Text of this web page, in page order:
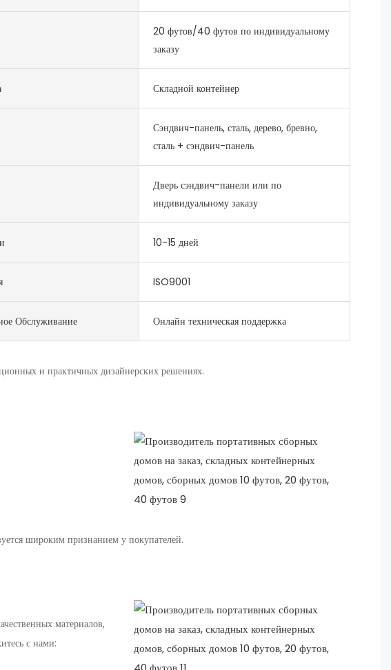
20 футов/40 футов по индивидуальному
заказу
Складной контейнер
Сэндвич-панель, сталь, дерево, бревно,
сталь + сэндвич-панель
Дверь сэндвич-панели или по
индивидуальному заказу
10-15 дней
ISO9001
Обслуживание Онлайн техническая поддержка
и практичных дизайнерских решениях.
широким признанием у покупателей.
материалов,
с нами: